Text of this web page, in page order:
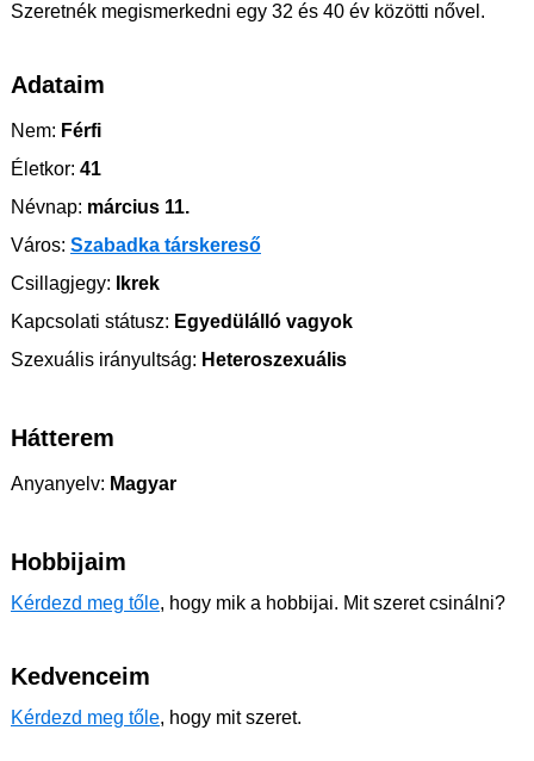
Szeretnék megismerkedni egy 32 és 40 év közötti nővel.
Adataim
Nem: Férfi
Életkor: 41
Névnap: március 11.
Város: Szabadka társkereső
Csillagjegy: Ikrek
Kapcsolati státusz: Egyedülálló vagyok
Szexuális irányultság: Heteroszexuális
Hátterem
Anyanyelv: Magyar
Hobbijaim
Kérdezd meg tőle, hogy mik a hobbijai. Mit szeret csinálni?
Kedvenceim
Kérdezd meg tőle, hogy mit szeret.